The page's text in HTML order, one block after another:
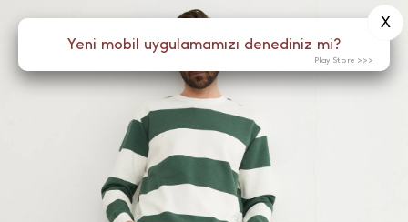
Menü
Yeni mobil uygulamamızı denediniz mi?
X
Play Store >>>